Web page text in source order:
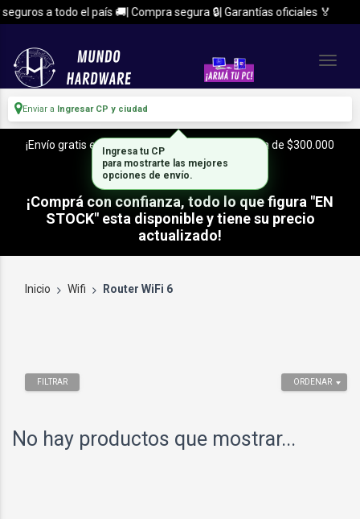
a todo el país 🚚| Compra segura 🔒| Garantías oficiales 🏅
Enviar a Ingresar CP y ciudad
¡Envío gratis en CABA y Zona Sur, con tu compra de $300.000
o mas!
¡Comprá con confianza, todo lo que figura "EN
STOCK" esta disponible y tiene su precio
actualizado!
Inicio Wifi Router WiFi 6
ORDENAR
FILTRAR
No hay productos que mostrar...
Ingresa tu CP
para mostrarte las mejores
opciones de envío.